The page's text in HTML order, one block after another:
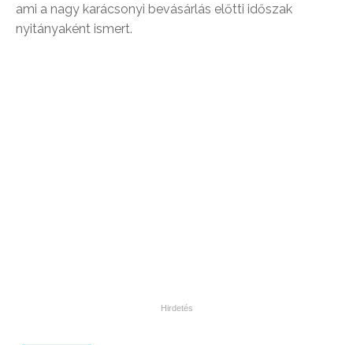
ami a nagy karácsonyi bevásárlás előtti időszak
nyitányaként ismert.